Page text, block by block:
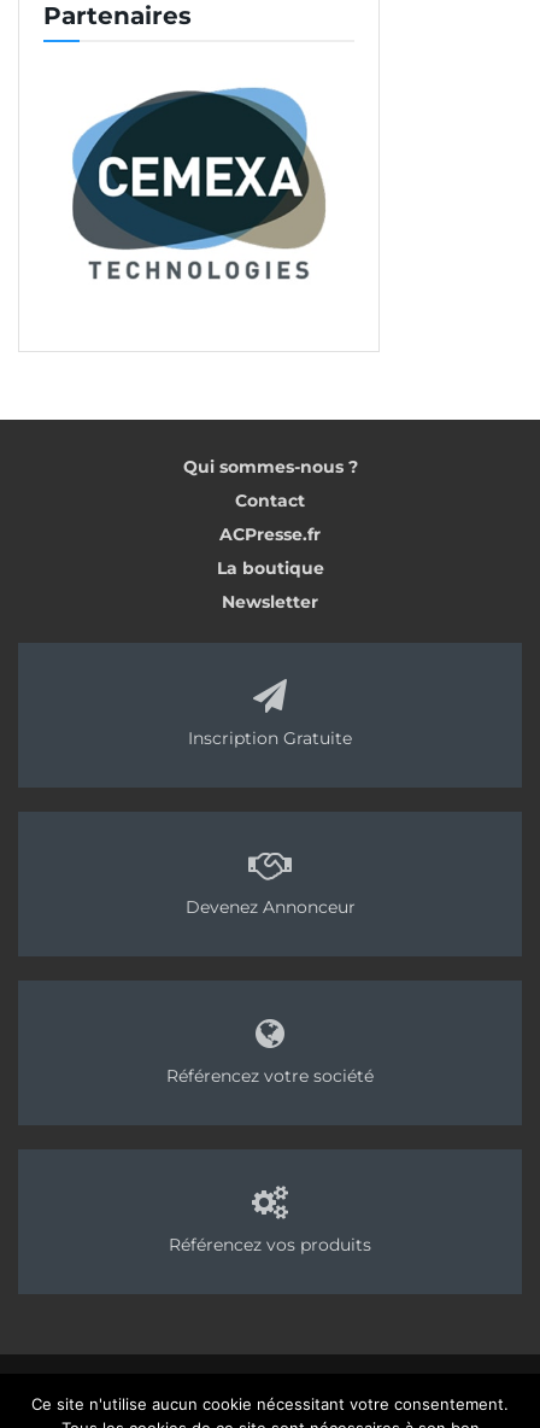
Partenaires
Qui sommes-nous ?
Contact
ACPresse.fr
La boutique
Newsletter
Inscription Gratuite
Devenez Annonceur
Référencez votre société
Référencez vos produits
Acpresse
Ce site n'utilise aucun cookie nécessitant votre consentement.